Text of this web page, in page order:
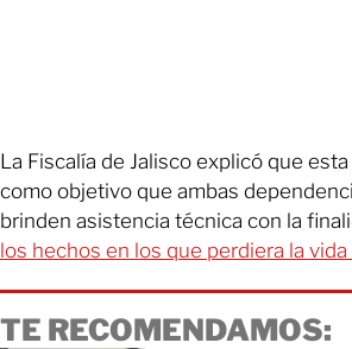
La Fiscalía de Jalisco explicó que
como objetivo que ambas
brinden asistencia técnica con la
los hechos en los que perdiera la vida
TE RECOMENDAMOS: